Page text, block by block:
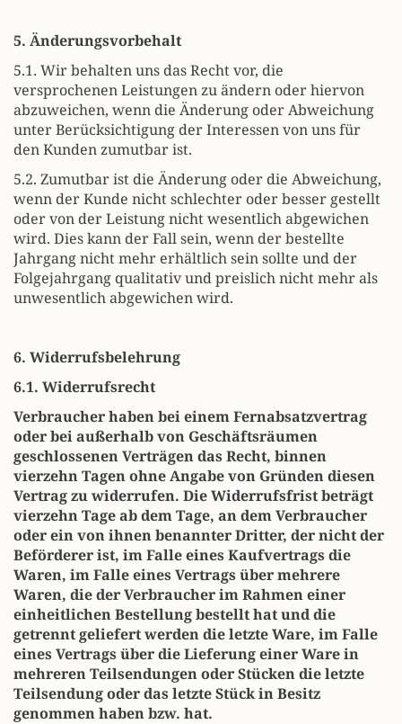
5. Änderungsvorbehalt
5.1. Wir behalten uns das Recht vor, die
versprochenen Leistungen zu ändern oder hiervon
abzuweichen, wenn die Änderung oder Abweichung
unter Berücksichtigung der Interessen von uns für
den Kunden zumutbar ist.
5.2. Zumutbar ist die Änderung oder die Abweichung,
wenn der Kunde nicht schlechter oder besser gestellt
oder von der Leistung nicht wesentlich abgewichen
wird. Dies kann der Fall sein, wenn der bestellte
Jahrgang nicht mehr erhältlich sein sollte und der
Folgejahrgang qualitativ und preislich nicht mehr als
unwesentlich abgewichen wird.
6. Widerrufsbelehrung
6.1. Widerrufsrecht
Verbraucher haben bei einem Fernabsatzvertrag
oder bei außerhalb von Geschäftsräumen
geschlossenen Verträgen das Recht, binnen
vierzehn Tagen ohne Angabe von Gründen diesen
Vertrag zu widerrufen. Die Widerrufsfrist beträgt
vierzehn Tage ab dem Tage, an dem Verbraucher
oder ein von ihnen benannter Dritter, der nicht der
Beförderer ist, im Falle eines Kaufvertrags die
Waren, im Falle eines Vertrags über mehrere
Waren, die der Verbraucher im Rahmen einer
einheitlichen Bestellung bestellt hat und die
getrennt geliefert werden die letzte Ware, im Falle
eines Vertrags über die Lieferung einer Ware in
mehreren Teilsendungen oder Stücken die letzte
Teilsendung oder das letzte Stück in Besitz
genommen haben bzw. hat.